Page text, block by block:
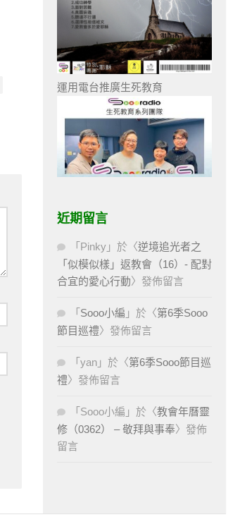
運用電台推廣生死教育
近期留言
「 Pinky 」於〈逆境追光者之
「似模似樣」返教會（16）- 配對
合宜的愛心行動〉發佈留言
「 Sooo小編 」於〈第6季Sooo
節目巡禮〉發佈留言
「 yan 」於〈第6季Sooo節目巡
禮〉發佈留言
「 Sooo小編 」於〈教會年曆靈
修（0362） – 敬拜與事奉〉發佈
留言